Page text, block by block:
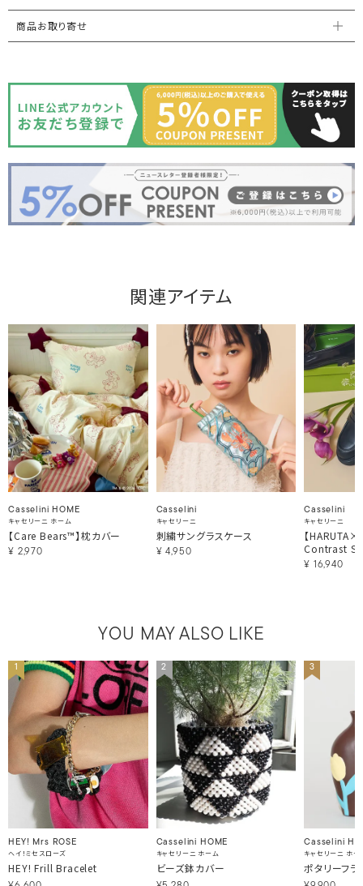
商品お取り寄せ
関連アイテム
Casselini HOME
キャセリーニ ホーム
【Care Bears™】枕カバー
¥ 2,970
Casselini
キャセリーニ
刺繍サングラスケース
¥ 4,950
Casselini
キャセリーニ
【
Contrast
¥ 16,940
YOU MAY ALSO LIKE
1
HEY! Mrs ROSE
ヘイ！ミセスローズ
HEY! Frill Bracelet
2
Casselini HOME
キャセリーニ ホーム
ビーズ鉢カバー
3
Casselini
キャセリーニ ホー
ポタリーフ